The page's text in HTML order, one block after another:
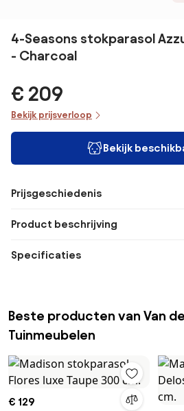
4-Seasons stokparasol
- Charcoal
€ 209
Bekijk prijsverloop
Bekijk
Prijsgeschiedenis
Product beschrijving
Specificaties
Beste producten van Van
Tuinmeubelen
€ 129